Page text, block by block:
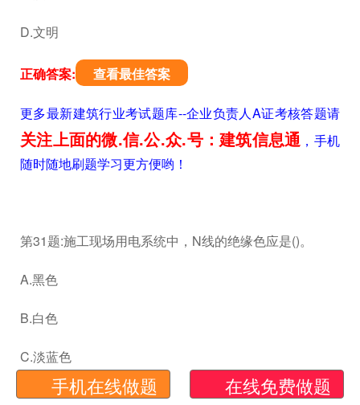
D.文明
正确答案: 查看最佳答案
更多最新建筑行业考试题库--企业负责人A证考核答题请
关注上面的微.信.公.众.号：建筑信息通，手机
随时随地刷题学习更方便哟！
第31题:施工现场用电系统中，N线的绝缘色应是()。
A.黑色
B.白色
C.淡蓝色
D.棕色手机在线做题 在线免费做题